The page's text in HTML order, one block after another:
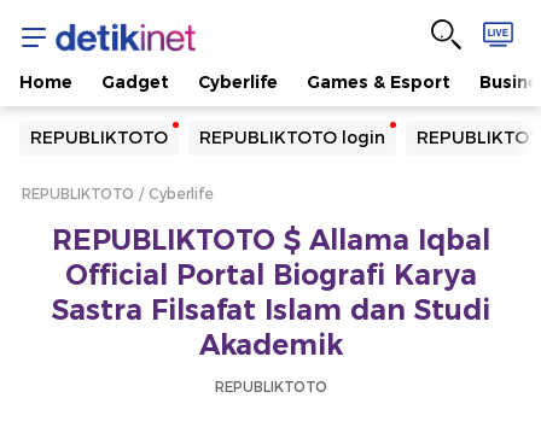
Home Gadget Cyberlife Games & Esport
REPUBLIKTOTO REPUBLIKTOTO login
Yang sedang ramai dicari
Loading...
Loading...
REPUBLIKTOTO Cyberlife
REPUBLIKTOTO $ Allama Iqbal
Official Portal Biografi Karya
Sastra Filsafat Islam dan Studi
Akademik
REPUBLIKTOTO